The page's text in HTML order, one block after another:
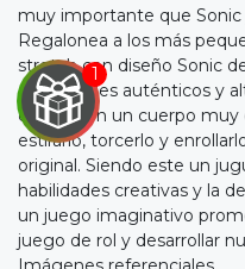
muy importante que
Regalonea a los más
stretch con diseño Sonic
con detalles auténticos y
contar con un cuerpo muy
estirarlo, torcerlo y
original. Siendo este un
habilidades creativas y la
un juego imaginativo
juego de rol y desarrollar